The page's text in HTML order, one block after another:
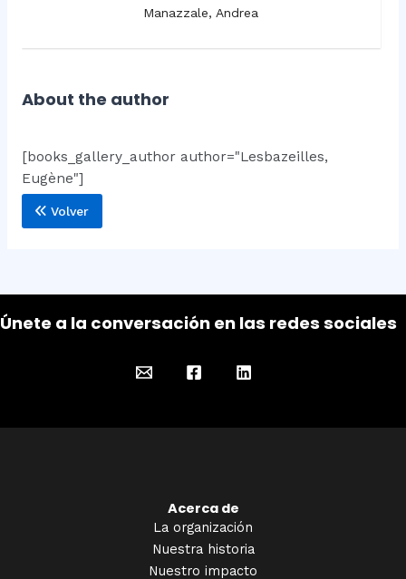
Manazzale, Andrea
About the author
[books_gallery_author author="Lesbazeilles,
Eugène"]
Volver
Únete a la conversación en las redes sociales
Acerca de
La organización
Nuestra historia
Nuestro impacto